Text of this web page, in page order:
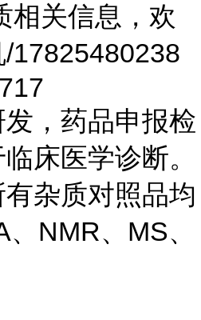
相关信息，欢
17825480238
，药品申报检
床医学诊断。
杂质对照品均
NMR、MS、